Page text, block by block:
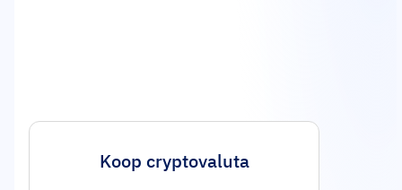
Koop cryptovaluta